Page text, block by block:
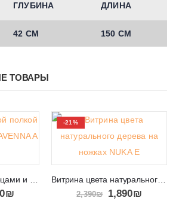
ГЛУБИНА ДЛИНА
42 СМ 150 СМ
ТОВАРЫ
Тумба комод с дверцами и открытой полкой RAVENNA A 2D1DM
₪
-21%
Витрина цвета натурального дерева на ножках NUKA E
2,390₪ 1,890₪